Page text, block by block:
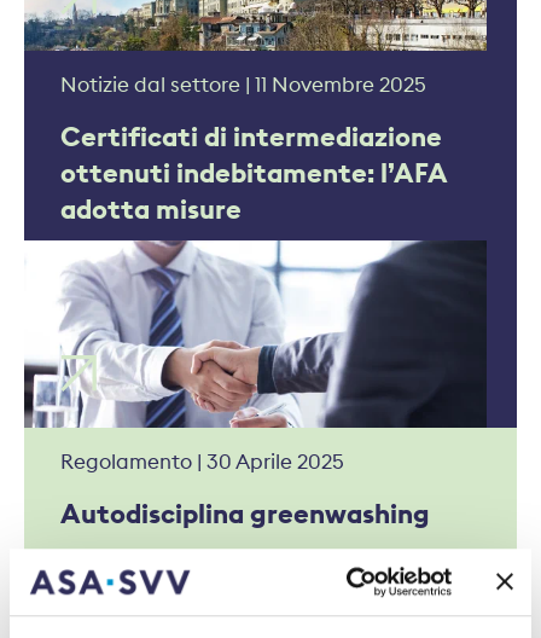
Notizie dal settore | 11 Novembre 2025
Certificati di intermediazione
ottenuti indebitamente: l’AFA
adotta misure
Regolamento | 30 Aprile 2025
Autodisciplina greenwashing